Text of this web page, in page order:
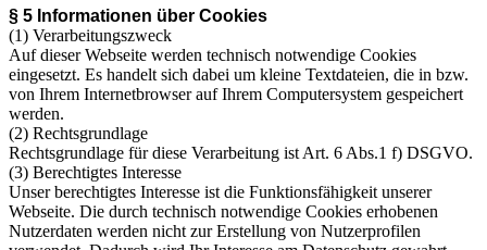
§ 5 Informationen über Cookies
(1) Verarbeitungszweck
Auf dieser Webseite werden technisch notwendige Cookies
eingesetzt. Es handelt sich dabei um kleine Textdateien, die in bzw.
von Ihrem Internetbrowser auf Ihrem Computersystem gespeichert
werden.
(2) Rechtsgrundlage
Rechtsgrundlage für diese Verarbeitung ist Art. 6 Abs.1 f) DSGVO.
(3) Berechtigtes Interesse
Unser berechtigtes Interesse ist die Funktionsfähigkeit unserer
Webseite. Die durch technisch notwendige Cookies erhobenen
Nutzerdaten werden nicht zur Erstellung von Nutzerprofilen